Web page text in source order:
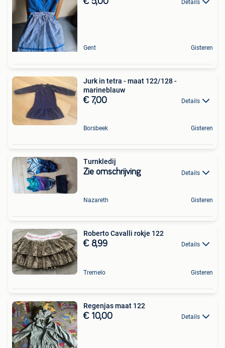
Details
Gent Gisteren
Jurk in tetra - maat 122/128 -
marineblauw
€ 7,00 Details
Borsbeek Gisteren
Turnkledij
Zie omschrijving Details
Nazareth Gisteren
Roberto Cavalli rokje 122
€ 8,99 Details
Tremelo Gisteren
Regenjas maat 122
€ 10,00 Details